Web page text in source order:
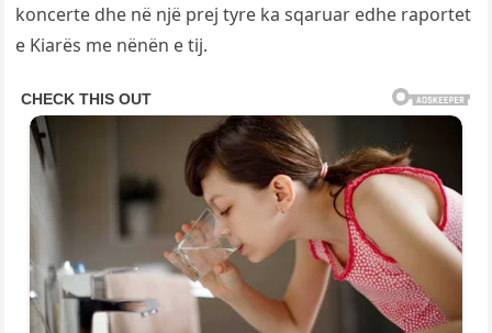
koncerte dhe në një prej tyre ka sqaruar edhe raportet
e Kiarës me nënën e tij.